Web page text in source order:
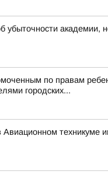
академии,
по правам
городских...
техникуме